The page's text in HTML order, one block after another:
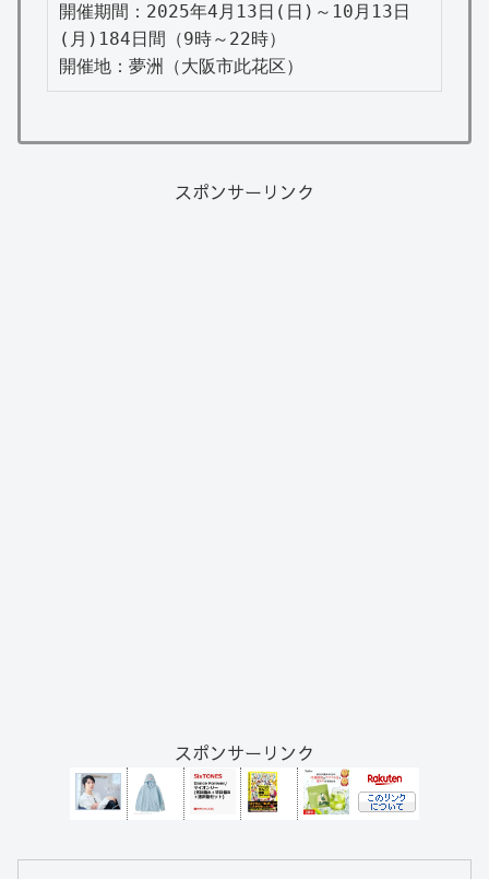
開催期間：2025年4月13日(日)～10月13日
(月)184日間（9時～22時）
開催地：夢洲（大阪市此花区）
スポンサーリンク
スポンサーリンク